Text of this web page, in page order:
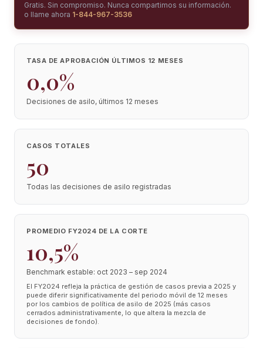
Gratis. Sin compromiso. Nunca compartimos su información.
o llame ahora 1-844-967-3536
TASA DE APROBACIÓN ÚLTIMOS 12 MESES
0,0%
Decisiones de asilo, últimos 12 meses
CASOS TOTALES
50
Todas las decisiones de asilo registradas
PROMEDIO FY2024 DE LA CORTE
10,5%
Benchmark estable: oct 2023 – sep 2024
El FY2024 refleja la práctica de gestión de casos previa a 2025 y
puede diferir significativamente del periodo móvil de 12 meses
por los cambios de política de asilo de 2025 (más casos
cerrados administrativamente, lo que altera la mezcla de
decisiones de fondo).